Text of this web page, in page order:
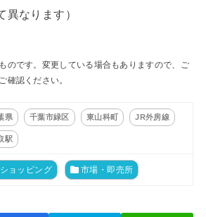
異なります）
のです。変更している場合もありますので、ご
確認ください。
県 千葉市緑区 東山科町 JR外房線
駅
ショッピング 市場・即売所